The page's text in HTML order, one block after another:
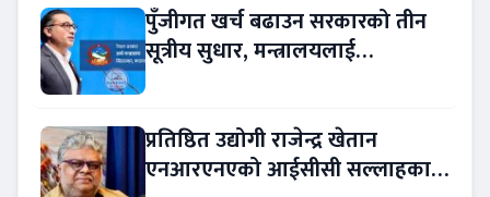
पुँजीगत खर्च बढाउन सरकारको तीन
सूत्रीय सुधार, मन्त्रालयलाई
प्रतिष्ठित उद्योगी राजेन्द्र खेतान
एनआरएनएको आईसीसी सल्लाहकार